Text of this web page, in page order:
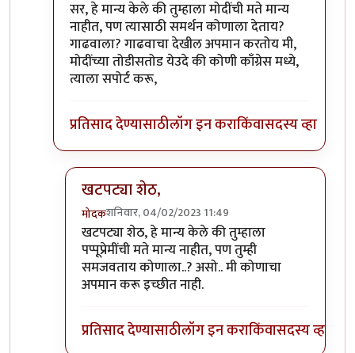
In reply toसल्लागारांना असे वाटत असावे की...
सर, हे मान्य केले की तुम्हाला मोदींची मते मान्य
नाहीत, पण त्यासाठी समर्थन कोणाला देताय?
गाढवाला? गाढवाचा देखील अपमान करतोय मी,
मोदींच्या तोडीसतोड येउदे की कोणी काँग्रेस मध्ये,
त्याला सपोर्ट करू,
प्रतिसाद देण्यासाठीलॉग इन कराकिंवासदस्य व्हा
खटपट्या शेठ,
मोदकशनिवार, 04/02/2023 11:49
In reply toसर,byखटपट्या
खटपट्या शेठ, हे मान्य केले की तुम्हाला
पप्पूप्रेमींची मते मान्य नाहीत, पण तुम्ही
समजवताय कोणाला..? असो.. मी कोणाचा
अपमान करू इच्छीत नाही.
प्रतिसाद देण्यासाठीलॉग इन कराकिंवासदस्य व्हा